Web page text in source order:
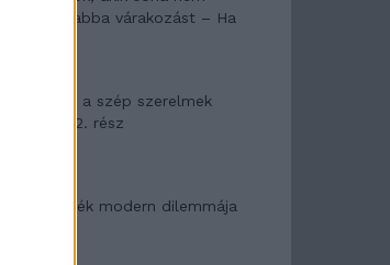
hagyták abba várakozást – Ha
Panna és a szép szerelmek
mítosza 2. rész
Az ereklyék modern dilemmája